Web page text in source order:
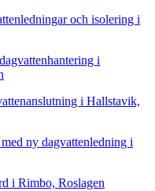
och isolering i
i
i Hallstavik,
ny dagvattenledning i
i Rimbo, Roslagen